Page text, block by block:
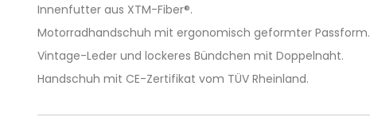
Innenfutter aus XTM-Fiber®.
Motorradhandschuh mit ergonomisch geformter Passform.
Vintage-Leder und lockeres Bündchen mit Doppelnaht.
Handschuh mit CE-Zertifikat vom TÜV Rheinland.